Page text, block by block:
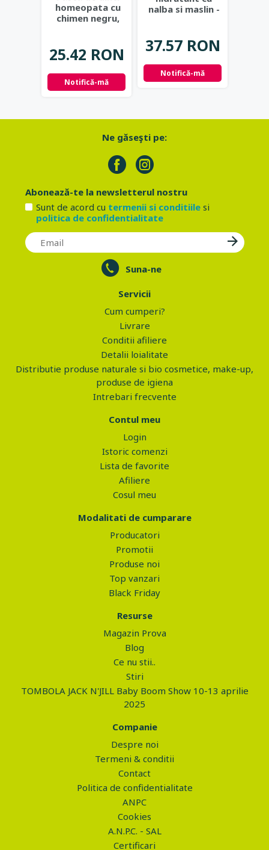
homeopata cu
chimen negru,
25.42 RON
Notifică-mă
nalba si maslin -
37.57 RON
Notifică-mă
Ne găseşti pe:
Abonează-te la newsletterul nostru
Sunt de acord cu termenii si conditiilesi
politica de confidentialitate
Suna-ne
Servicii
Cum cumperi?
Livrare
Conditii afiliere
Detalii loialitate
Distributie produse naturale si bio cosmetice, make-up,
produse de igiena
Intrebari frecvente
Contul meu
Login
Istoric comenzi
Lista de favorite
Afiliere
Cosul meu
Modalitati de cumparare
Producatori
Promotii
Produse noi
Top vanzari
Black Friday
Resurse
Magazin Prova
Blog
Ce nu stii..
Stiri
TOMBOLA JACK N'JILL Baby Boom Show 10-13 aprilie
2025
Companie
Despre noi
Termeni & conditii
Contact
Politica de confidentialitate
ANPC
Cookies
A.N.P.C. - SAL
Certificari